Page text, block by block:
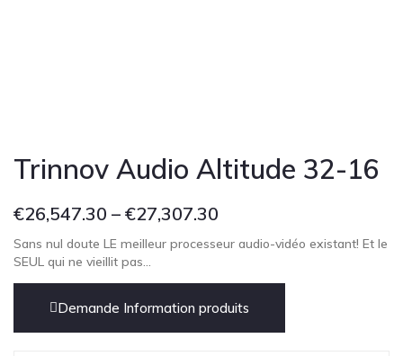
Trinnov Audio Altitude 32-16
€26,547.30 – €27,307.30
Sans nul doute LE meilleur processeur audio-vidéo existant! Et le
SEUL qui ne vieillit pas…
Demande Information produits